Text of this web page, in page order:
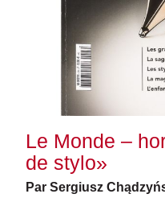
Le Monde –
de stylo»
Par Sergiusz